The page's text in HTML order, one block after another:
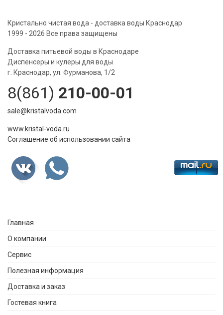
Кристально чистая вода - доставка воды Краснодар
1999 - 2026 Все права защищены
Доставка питьевой воды в Краснодаре
Диспенсеры и кулеры для воды
г. Краснодар, ул. Фурманова, 1/2
8(861) 210-00-01
sale@kristalvoda.com
www.kristal-voda.ru
Соглашение об использовании сайта
Главная
О компании
Сервис
Полезная информация
Доставка и заказ
Гостевая книга